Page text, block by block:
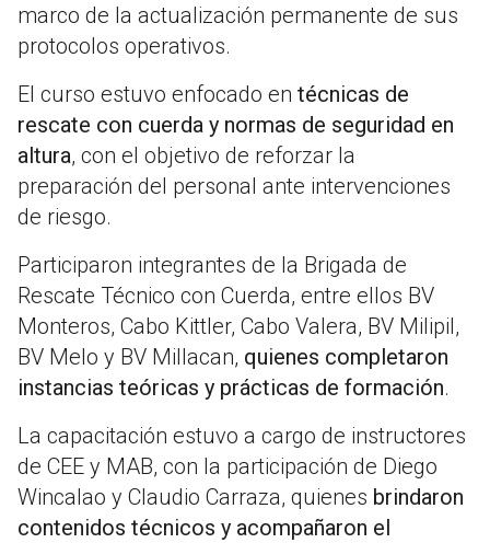
marco de la actualización permanente de sus
protocolos operativos.
El curso estuvo enfocado en técnicas de
rescate con cuerda y normas de seguridad en
altura, con el objetivo de reforzar la
preparación del personal ante intervenciones
de riesgo.
Participaron integrantes de la Brigada de
Rescate Técnico con Cuerda, entre ellos BV
Monteros, Cabo Kittler, Cabo Valera, BV Milipil,
BV Melo y BV Millacan, quienes completaron
instancias teóricas y prácticas de formación.
La capacitación estuvo a cargo de instructores
de CEE y MAB, con la participación de Diego
Wincalao y Claudio Carraza, quienes brindaron
contenidos técnicos y acompañaron el